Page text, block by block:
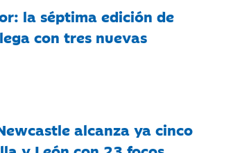
la séptima edición de
con tres nuevas
alcanza ya cinco